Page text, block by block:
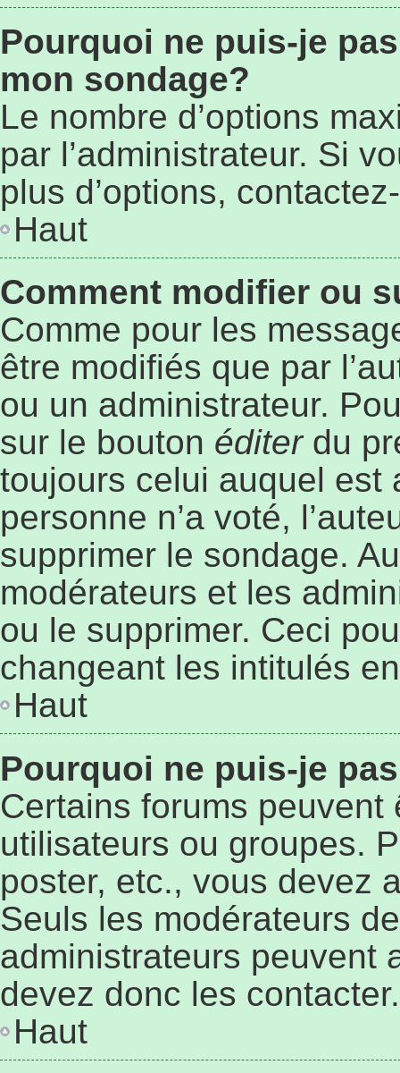
Pourquoi ne puis-je
mon sondage?
Le nombre d’options
par l’administrateur. Si
plus d’options,
Haut
Comment modifier ou
Comme pour les
être modifiés que par
ou un administrateur.
sur le bouton éditerdu
toujours celui auquel est
personne n’a voté,
supprimer le sondage.
modérateurs et les
ou le supprimer. Ceci
changeant les intitulés
Haut
Pourquoi ne puis-je
Certains forums
utilisateurs ou groupes.
poster, etc., vous devez
Seuls les modérateurs
administrateurs peuvent
devez donc les contacter.
Haut